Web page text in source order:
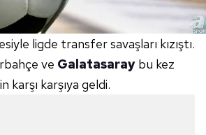
ligde transfer savaşları kızıştı.
ve Galatasaray bu kez
karşı karşıya geldi.